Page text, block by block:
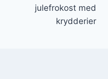
julefrokost med
krydderier